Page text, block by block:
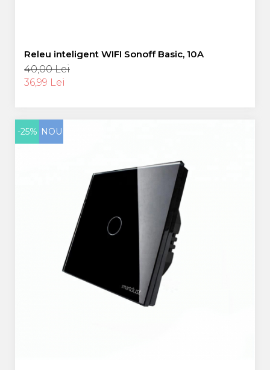
Releu inteligent WIFI Sonoff Basic, 10A
40,00 Lei
36,99 Lei
-25% NOU